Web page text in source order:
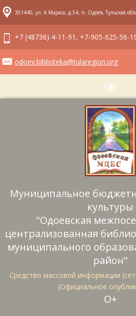
301440, ул. К.Маркса, д.54, п. Одоев, Тульская
+7 (48736) 4-11-91, +7-905-625-56-
odoev.biblioteka@tularegion.org
Муниципальное
культуры
"Одоевская
централизованная
муниципального
район"
Средство массовой информации
(Официальное
О+